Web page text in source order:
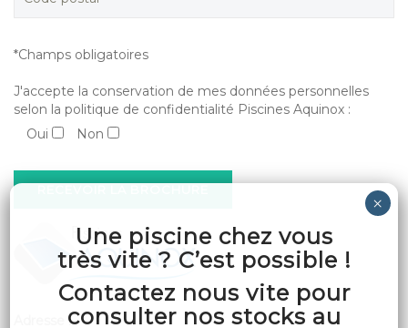
*Champs obligatoires
J'accepte la conservation de mes données personnelles
selon la politique de confidentialité Piscines Aquinox :
Oui
Non
Adresse :
Une piscine chez vous
très vite ? C’est possible !
Contactez nous vite pour
consulter nos stocks au